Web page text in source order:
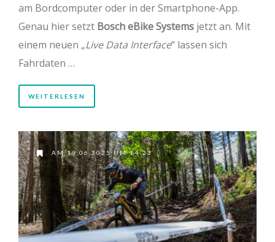
am Bordcomputer oder in der Smartphone-App.
Genau hier setzt Bosch eBike Systems jetzt an. Mit
einem neuen „Live Data Interface“ lassen sich
Fahrdaten …
WEITERLESEN
AM 19.06.2025 UM 14:23